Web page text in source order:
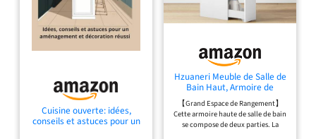
Cuisine ouverte: idées,
conseils et astuces pour un
Hzuaneri Meuble de Salle de
Bain Haut, Armoire de
Rangement Fin, Blanc
【Grand Espace de Rangement】
Cette armoire haute de salle de bain
se compose de deux parties. La